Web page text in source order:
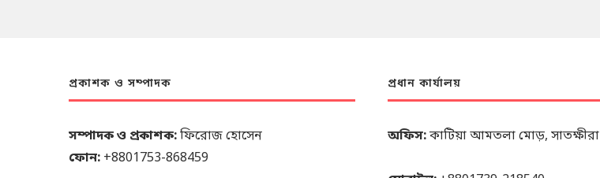
প্রকাশক ও সম্পাদক
সম্পাদক ও প্রকাশক:ফিরোজ হোসেন
ফোন: +8801753-868459
প্রধান কার্যালয়
অফিস:কাটিয়া আমতলা মোড়, সাতক্ষীরা